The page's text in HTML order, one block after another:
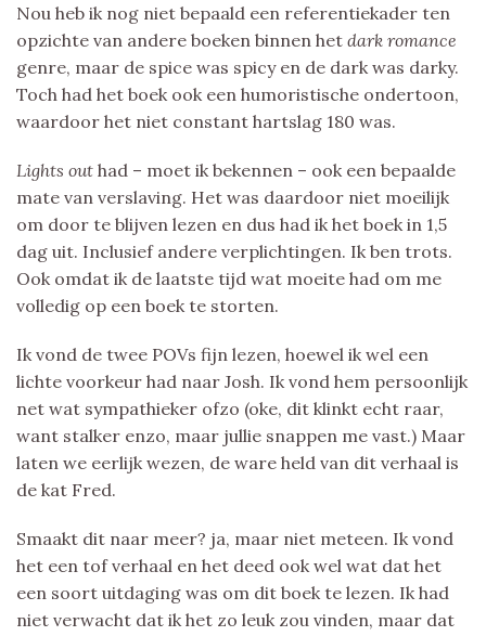
Nou heb ik nog niet bepaald een referentiekader ten
opzichte van andere boeken binnen het dark romance
genre, maar de spice was spicy en de dark was darky.
Toch had het boek ook een humoristische ondertoon,
waardoor het niet constant hartslag 180 was.
Lights out had – moet ik bekennen – ook een bepaalde
mate van verslaving. Het was daardoor niet moeilijk
om door te blijven lezen en dus had ik het boek in 1,5
dag uit. Inclusief andere verplichtingen. Ik ben trots.
Ook omdat ik de laatste tijd wat moeite had om me
volledig op een boek te storten.
Ik vond de twee POVs fijn lezen, hoewel ik wel een
lichte voorkeur had naar Josh. Ik vond hem persoonlijk
net wat sympathieker ofzo (oke, dit klinkt echt raar,
want stalker enzo, maar jullie snappen me vast.) Maar
laten we eerlijk wezen, de ware held van dit verhaal is
de kat Fred.
Smaakt dit naar meer? ja, maar niet meteen. Ik vond
het een tof verhaal en het deed ook wel wat dat het
een soort uitdaging was om dit boek te lezen. Ik had
niet verwacht dat ik het zo leuk zou vinden, maar dat